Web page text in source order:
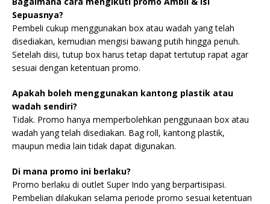
Sepuasnya?
Pembeli cukup menggunakan box atau wadah yang telah
disediakan, kemudian mengisi bawang putih hingga penuh.
Setelah diisi, tutup box harus tetap dapat tertutup rapat agar
sesuai dengan ketentuan promo.
Apakah boleh menggunakan kantong plastik atau
wadah sendiri?
Tidak. Promo hanya memperbolehkan penggunaan box atau
wadah yang telah disediakan. Bag roll, kantong plastik,
maupun media lain tidak dapat digunakan.
Di mana promo ini berlaku?
Promo berlaku di outlet Super Indo yang berpartisipasi.
Pembelian dilakukan selama periode promo sesuai ketentuan